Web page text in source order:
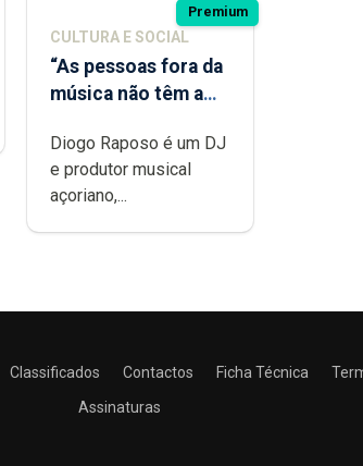
Premium
CULTURA E SOCIAL
“As pessoas fora da
música não têm a
difícil é produzir
uma música”
Diogo Raposo é um DJ
e produtor musical
açoriano,...
Classificados Contactos Ficha Técnica
Assinaturas